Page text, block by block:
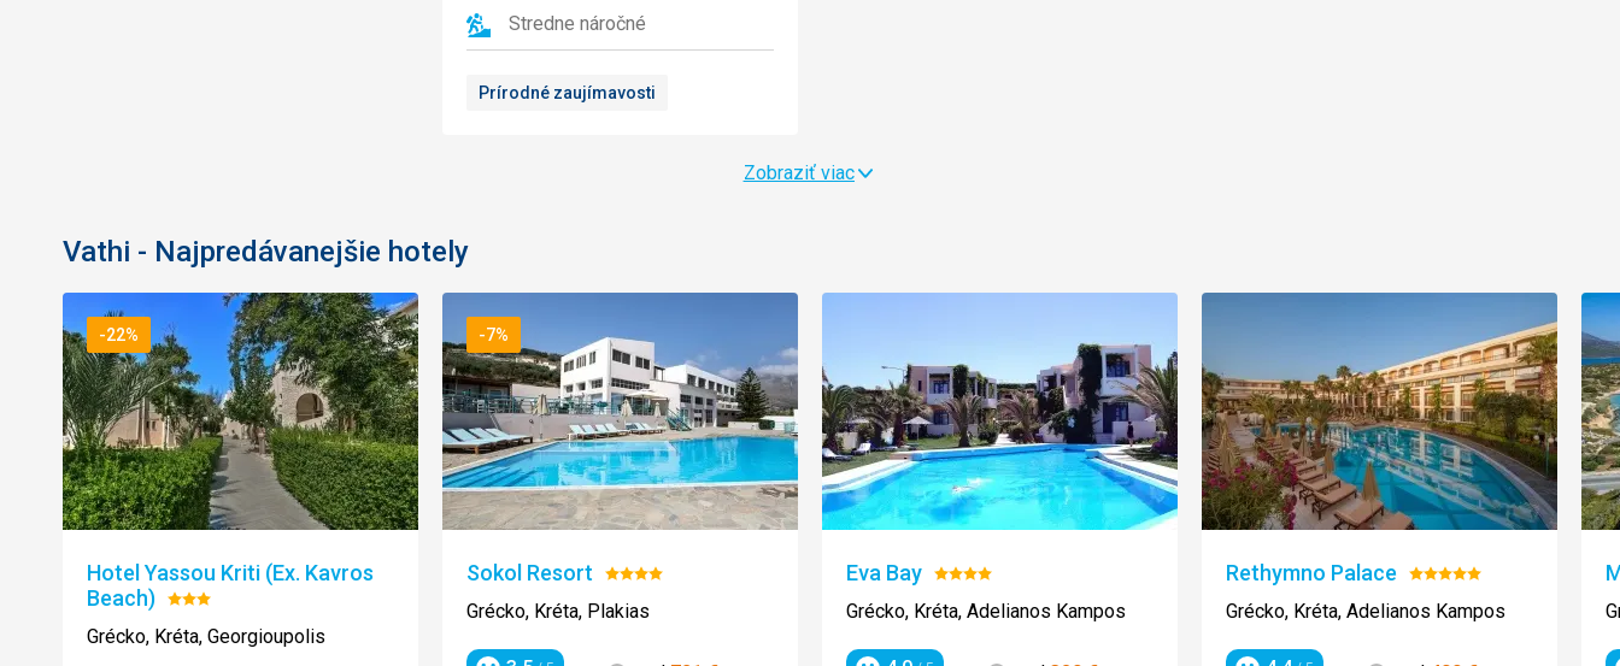
Stredne náročné
Prírodné zaujímavosti
Zobraziť viac
Vathi - Najpredávanejšie hotely
-22%
Hotel Yassou Kriti (Ex. Kavros
Beach) Hodnotenie:
3/5
Grécko, Kréta, Georgioupolis
-7%
Sokol Resort Hodnotenie:
4/5
Grécko, Kréta, Plakias
Eva Bay Hodnotenie:
4/5
Grécko, Kréta, Adelianos Kampos
Rethymno Palace Hodnotenie:
5/5
Grécko, Kréta, Adelianos Kampos